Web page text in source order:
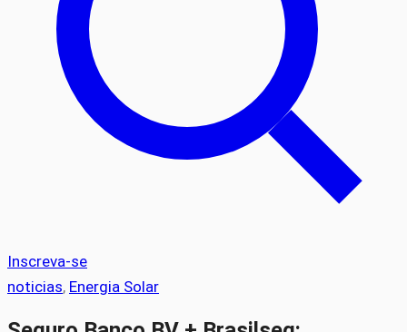
Inscreva-se
noticias, Energia Solar